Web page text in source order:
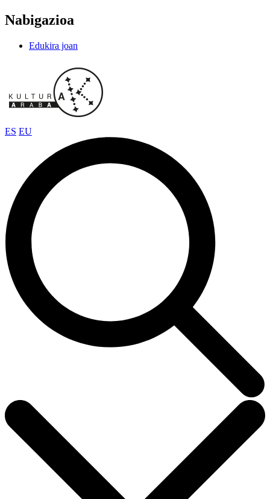
Nabigazioa
Edukira joan
ES EU